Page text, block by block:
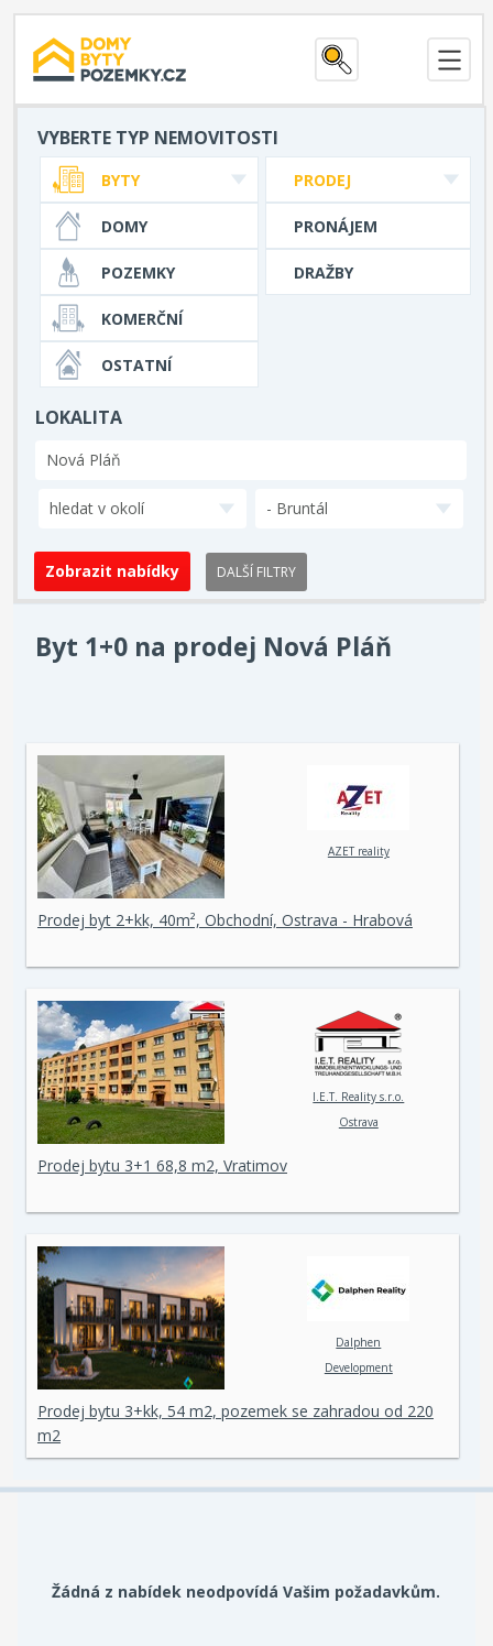
VYBERTE TYP NEMOVITOSTI
PRODEJ
PRONÁJEM
DRAŽBY
BYTY
DOMY
POZEMKY
KOMERČNÍ
OSTATNÍ
LOKALITA
hledat v okolí - Bruntál
DALŠÍ FILTRY
Byt 1+0 na prodej Nová Pláň
AZET reality
Prodej byt 2+kk, 40m², Obchodní, Ostrava - Hrabová
I.E.T. Reality s.r.o.
Ostrava
Prodej bytu 3+1 68,8 m2, Vratimov
Dalphen
Development
Prodej bytu 3+kk, 54 m2, pozemek se zahradou od 220
m2
Žádná z nabídek neodpovídá Vašim požadavkům.